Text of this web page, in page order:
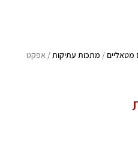
מטאליים / מתכות עתיקות/ אפקט